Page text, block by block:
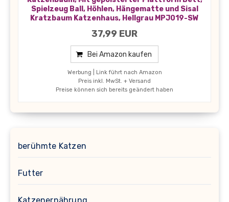
Spielzeug Ball, Höhlen, Hängematte und Sisal
Kratzbaum Katzenhaus, Hellgrau MPJ019-SW
37,99 EUR
Bei Amazon kaufen
Werbung | Link führt nach Amazon
Preis inkl. MwSt. + Versand
Preise können sich bereits geändert haben
berühmte Katzen
Futter